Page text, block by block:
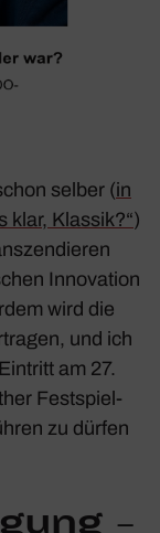
selber (in
klar, Klassik?“)
Inno­va­tion
wird die
und ich
am 27.
Fest­spiel-
zu dürfen